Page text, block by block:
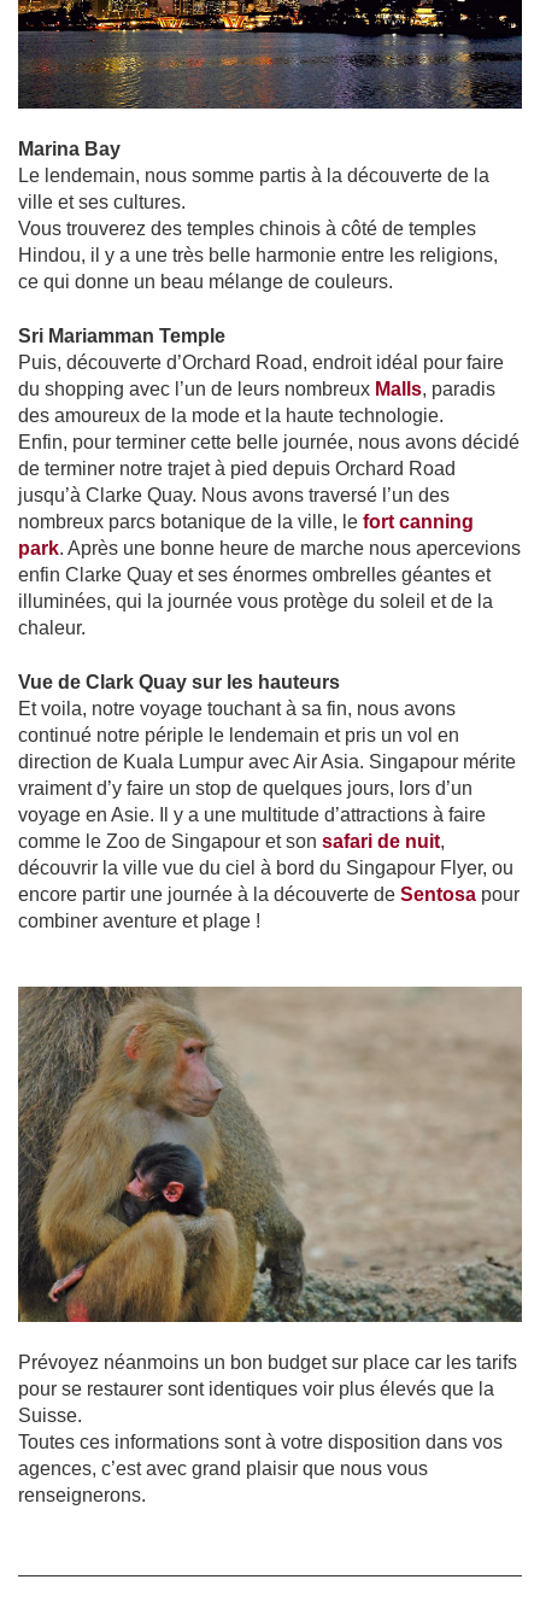
Marina Bay
Le lendemain, nous somme partis à la découverte de la
ville et ses cultures.
Vous trouverez des temples chinois à côté de temples
Hindou, il y a une très belle harmonie entre les religions,
ce qui donne un beau mélange de couleurs.
Sri Mariamman Temple
Puis, découverte d’Orchard Road, endroit idéal pour faire
du shopping avec l’un de leurs nombreux Malls, paradis
des amoureux de la mode et la haute technologie.
Enfin, pour terminer cette belle journée, nous avons décidé
de terminer notre trajet à pied depuis Orchard Road
jusqu’à Clarke Quay. Nous avons traversé l’un des
nombreux parcs botanique de la ville, le fort canning
park. Après une bonne heure de marche nous apercevions
enfin Clarke Quay et ses énormes ombrelles géantes et
illuminées, qui la journée vous protège du soleil et de la
chaleur.
Vue de Clark Quay sur les hauteurs
Et voila, notre voyage touchant à sa fin, nous avons
continué notre périple le lendemain et pris un vol en
direction de Kuala Lumpur avec Air Asia. Singapour mérite
vraiment d’y faire un stop de quelques jours, lors d’un
voyage en Asie. Il y a une multitude d’attractions à faire
comme le Zoo de Singapour et son safari de nuit,
découvrir la ville vue du ciel à bord du Singapour Flyer, ou
encore partir une journée à la découverte de Sentosa pour
combiner aventure et plage !
Prévoyez néanmoins un bon budget sur place car les tarifs
pour se restaurer sont identiques voir plus élevés que la
Suisse.
Toutes ces informations sont à votre disposition dans vos
agences, c’est avec grand plaisir que nous vous
renseignerons.